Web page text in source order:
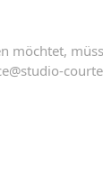
möchtet,